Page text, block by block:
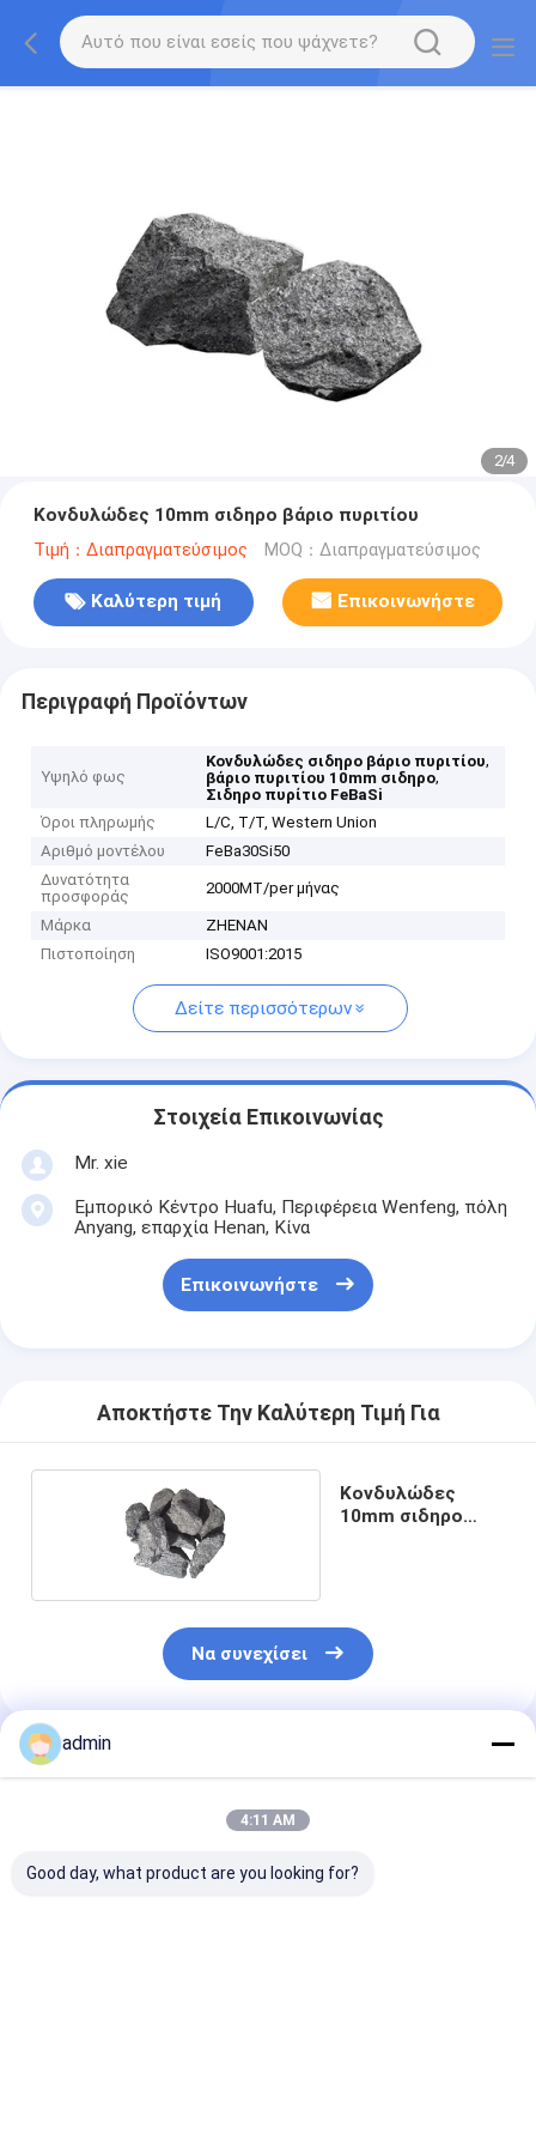
2/4
Κονδυλώδες 10mm σιδηρο βάριο πυριτίου
Τιμή：Διαπραγματεύσιμος MOQ：Διαπραγματεύσιμος
Καλύτερη τιμή Επικοινωνήστε
Περιγραφή Προϊόντων
Υψηλό φως
Κονδυλώδες σιδηρο βάριο πυριτίου,
βάριο πυριτίου 10mm σιδηρο,
Σιδηρο πυρίτιο FeBaSi
Όροι πληρωμής
L/C, T/T, Western Union
Αριθμό μοντέλου
FeBa30Si50
Δυνατότητα
προσφοράς
2000MT/per μήνας
Μάρκα
ZHENAN
Πιστοποίηση
ISO9001:2015
Δείτε περισσότερων
Στοιχεία Επικοινωνίας
Mr. xie
Εμπορικό Κέντρο Huafu, Περιφέρεια Wenfeng, πόλη
Anyang, επαρχία Henan, Κίνα
Επικοινωνήστε
Αποκτήστε Την Καλύτερη Τιμή Για
Κονδυλώδες
10mm σιδηρο
Να συνεχίσει
Συνιστώμενα Προϊόντα
admin
4:11 AM
Good day, what product are you looking for?